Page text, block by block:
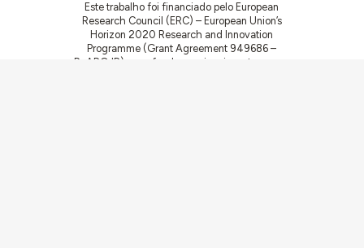
Este trabalho foi financiado pelo European
Research Council (ERC) – European Union’s
Horizon 2020 Research and Innovation
Programme (Grant Agreement 949686 –
ReARQ.IB) e por fundos nacionais portugueses